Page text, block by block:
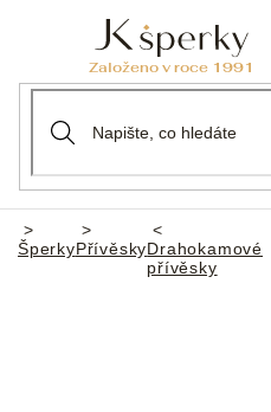
Domů
ŠperkyPřívěskyDrahokamové
přívěsky